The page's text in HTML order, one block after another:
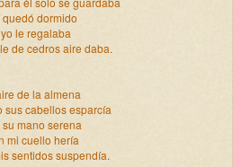
dormido
le regalaba
de cedros aire daba.
de la almena
sus cabellos esparcía
mano serena
mi cuello hería
sentidos suspendía.